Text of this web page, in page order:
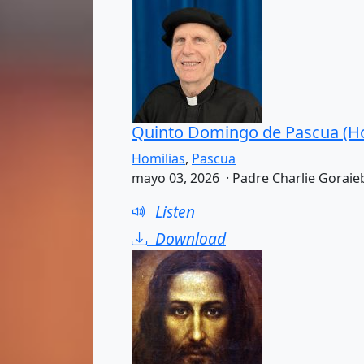
Quinto Domingo de Pascua
Homilias, Pascua
mayo 03, 2026 · Padre Charlie
Listen
Download